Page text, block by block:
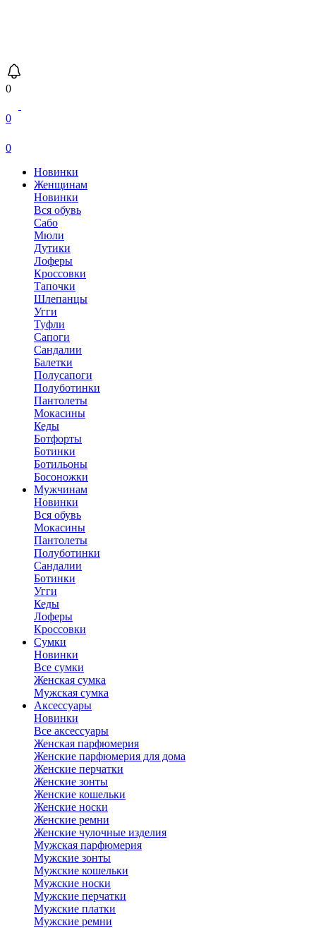
0
0
0
Новинки
Женщинам
Новинки
Вся обувь
Сабо
Мюли
Дутики
Лоферы
Кроссовки
Тапочки
Шлепанцы
Угги
Туфли
Сапоги
Сандалии
Балетки
Полусапоги
Полуботинки
Пантолеты
Мокасины
Кеды
Ботфорты
Ботинки
Ботильоны
Босоножки
Мужчинам
Новинки
Вся обувь
Мокасины
Пантолеты
Полуботинки
Сандалии
Ботинки
Угги
Кеды
Лоферы
Кроссовки
Сумки
Новинки
Все сумки
Женская сумка
Мужская сумка
Аксессуары
Новинки
Все аксессуары
Женская парфюмерия
Женские парфюмерия для дома
Женские перчатки
Женские зонты
Женские кошельки
Женские носки
Женские ремни
Женские чулочные изделия
Мужская парфюмерия
Мужские зонты
Мужские кошельки
Мужские носки
Мужские перчатки
Мужские платки
Мужские ремни